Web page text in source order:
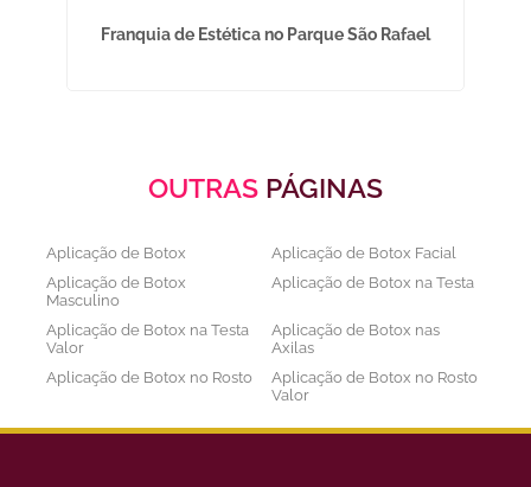
Franquia de Estética no Parque São Rafael
OUTRAS PÁGINAS
Aplicação de Botox
Aplicação de Botox Facial
Aplicação de Botox
Masculino
Aplicação de Botox na Testa
Aplicação de Botox na Testa
Valor
Aplicação de Botox nas
Axilas
Aplicação de Botox no Rosto
Aplicação de Botox no Rosto
Valor
Aplicação de Botox nos
Aplicação de Botox Preço